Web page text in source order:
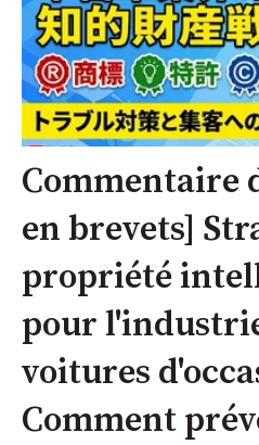
Commentaire
en brevets]
propriété
pour
voitures
Comment